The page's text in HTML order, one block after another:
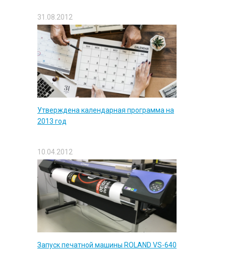
31.08.2012
Утверждена календарная программа на
2013 год
10.04.2012
Запуск печатной машины ROLAND VS-640